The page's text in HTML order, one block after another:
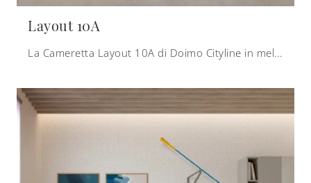
Layout 10A
La Cameretta Layout 10A di Doimo Cityline in melaminico è un mondo complesso da progettare con attenzione, coniugando molteplici elementi accessori ...